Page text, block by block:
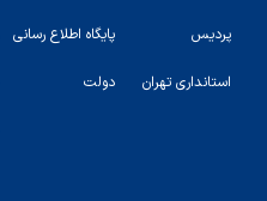
پردیس
استانداری تهران
پایگاه اطلاع رسانی
دولت